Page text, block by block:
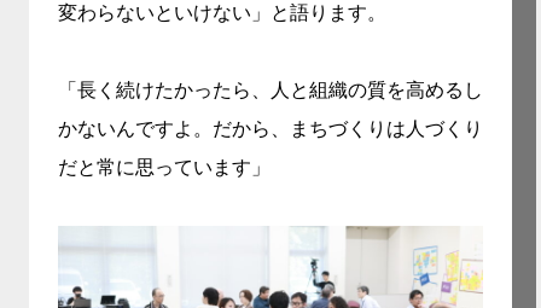
変わらないといけない」と語ります。
「長く続けたかったら、人と組織の質を高めるし
かないんですよ。だから、まちづくりは人づくり
だと常に思っています」